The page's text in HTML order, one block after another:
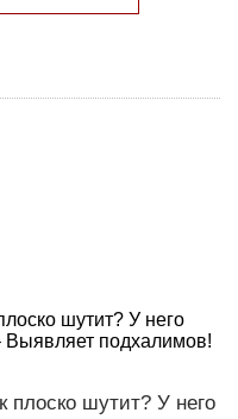
шутит? У него
подхалимов!
плоско шутит? У него